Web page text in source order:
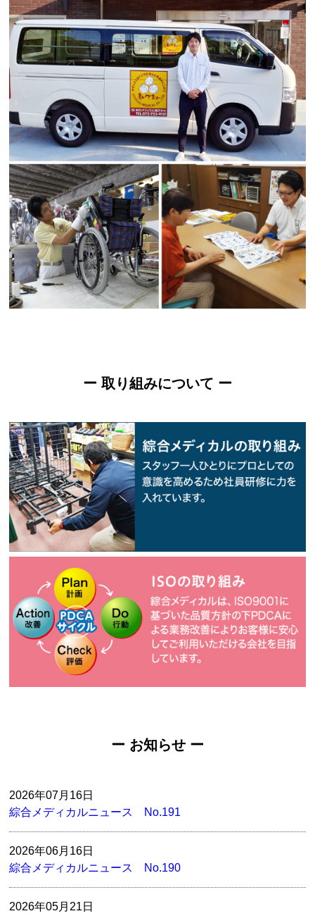
ー 取り組みについて ー
ー お知らせ ー
2026年07月16日
綜合メディカルニュース No.191
2026年06月16日
綜合メディカルニュース No.190
2026年05月21日